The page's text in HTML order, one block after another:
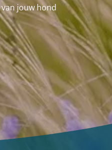
jouw hond